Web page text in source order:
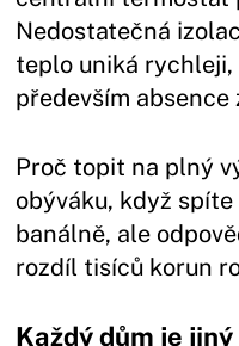
Nedostatečná
teplo uniká rychleji,
především absence
Proč topit na plný
obýváku, když
banálně, ale
rozdíl tisíců korun
Každý dům je